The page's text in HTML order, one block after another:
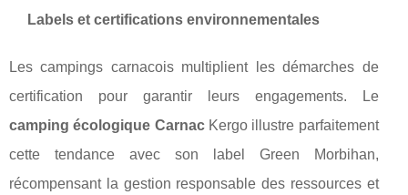
Labels et certifications environnementales
Les campings carnacois multiplient les démarches de
certification pour garantir leurs engagements. Le
camping écologique CarnacKergo illustre parfaitement
cette tendance avec son label Green Morbihan,
récompensant la gestion responsable des ressources et